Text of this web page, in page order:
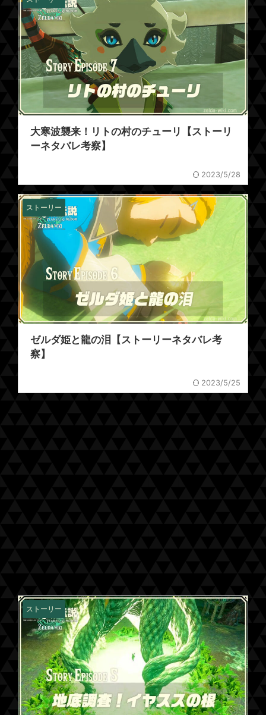
大寒波襲来！リトの村のチューリ【ストーリ
ーネタバレ考察】
2023/5/28
ストーリー
ゼルダ姫と龍の泪【ストーリーネタバレ考
察】
2023/5/25
ストーリー